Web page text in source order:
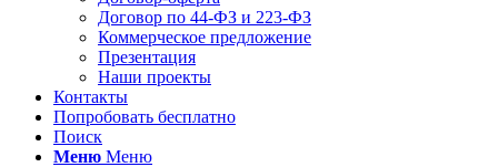
Договор по 44-ФЗ и 223-ФЗ
Коммерческое предложение
Презентация
Наши проекты
Контакты
Попробовать бесплатно
Поиск
Меню Меню